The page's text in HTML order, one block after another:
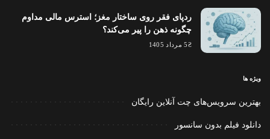
ردپای فقر روی ساختار مغز؛ استرس مالی مداوم
چگونه ذهن را پیر می‌کند؟
5 مرداد 1405
ویژه ها
بهترین سرویس‌های چت آنلاین رایگان
دانلود فیلم بدون سانسور